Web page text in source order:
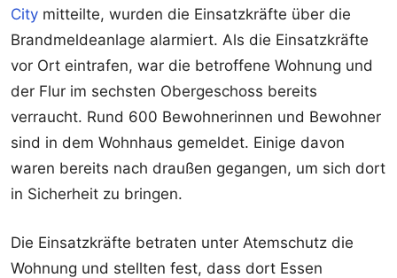
City mitteilte, wurden die Einsatzkräfte über die
Brandmeldeanlage alarmiert. Als die Einsatzkräfte
vor Ort eintrafen, war die betroffene Wohnung und
der Flur im sechsten Obergeschoss bereits
verraucht. Rund 600 Bewohnerinnen und Bewohner
sind in dem Wohnhaus gemeldet. Einige davon
waren bereits nach draußen gegangen, um sich dort
in Sicherheit zu bringen.
Die Einsatzkräfte betraten unter Atemschutz die
Wohnung und stellten fest, dass dort Essen